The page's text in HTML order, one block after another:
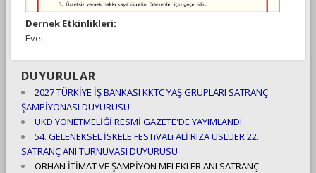
Dernek Etkinlikleri:
Evet
DUYURULAR
2027 TÜRKİYE İŞ BANKASI KKTC YAŞ GRUPLARI SATRANÇ
ŞAMPİYONASI DUYURUSU
UKD YÖNETMELİĞİ RESMİ GAZETE'DE YAYIMLANDI
54. GELENEKSEL İSKELE FESTiVALi ALİ RIZA USLUER 22.
SATRANÇ ANI TURNUVASI DUYURUSU
ORHAN İTİMAT VE ŞAMPİYON MELEKLER ANI SATRANÇ